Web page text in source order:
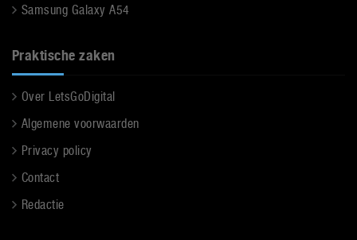
Samsung Galaxy A54
Praktische zaken
Over LetsGoDigital
Algemene voorwaarden
Privacy policy
Contact
Redactie